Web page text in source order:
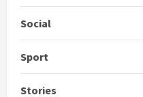
Social
Sport
Stories